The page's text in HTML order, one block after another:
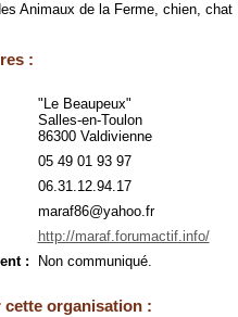
Animaux de la Ferme, chien, chat
:
"Le Beaupeux"
Salles-en-Toulon
86300 Valdivienne
05 49 01 93 97
06.31.12.94.17
maraf86@yahoo.fr
http://maraf.forumactif.info/
:
Non communiqué.
cette organisation :